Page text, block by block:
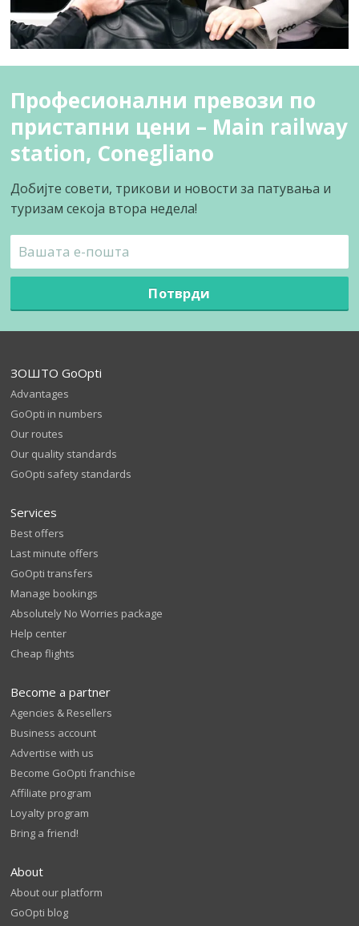
Професионални превози по
пристапни цени – Main railway
station, Conegliano
Добијте совети, трикови и новости за патувања и
туризам секоја втора недела!
Потврди
ЗОШТО GoOpti
Advantages
GoOpti in numbers
Our routes
Our quality standards
GoOpti safety standards
Services
Best offers
Last minute offers
GoOpti transfers
Manage bookings
Absolutely No Worries package
Help center
Cheap flights
Become a partner
Agencies & Resellers
Business account
Advertise with us
Become GoOpti franchise
Affiliate program
Loyalty program
Bring a friend!
About
About our platform
GoOpti blog